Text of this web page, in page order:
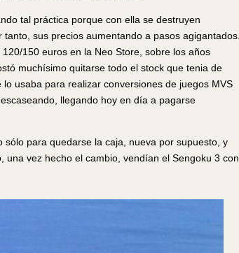
tal práctica porque con ella se destruyen
sus precios aumentando a pasos agigantados.
150 euros en la Neo Store, sobre los años
muchísimo quitarse todo el stock que tenia de
usaba para realizar conversiones de juegos MVS
llegando hoy en día a pagarse
para quedarse la caja, nueva por supuesto, y
vez hecho el cambio, vendían el Sengoku 3 con